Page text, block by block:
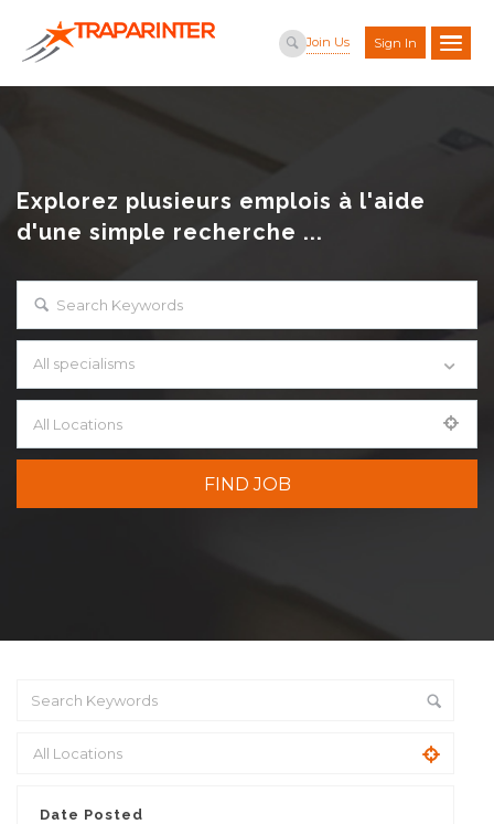
Join Us Sign In
Explorez plusieurs emplois à l'aide
d'une simple recherche ...
All specialisms
Date Posted